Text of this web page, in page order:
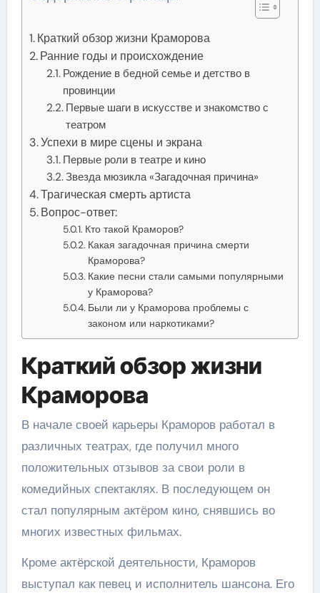
Краткий обзор жизни Краморова
Ранние годы и происхождение
Рождение в бедной семье и детство в
провинции
Первые шаги в искусстве и знакомство с
театром
Успехи в мире сцены и экрана
Первые роли в театре и кино
Звезда мюзикла «Загадочная причина»
Трагическая смерть артиста
Вопрос-ответ:
Кто такой Краморов?
Какая загадочная причина смерти
Краморова?
Какие песни стали самыми популярными
у Краморова?
Были ли у Краморова проблемы с
законом или наркотиками?
Краткий обзор жизни
Краморова
В начале своей карьеры Краморов работал в
различных театрах, где получил много
положительных отзывов за свои роли в
комедийных спектаклях. В последующем он
стал популярным актёром кино, снявшись во
многих известных фильмах.
Кроме актёрской деятельности, Краморов
выступал как певец и исполнитель шансона. Его